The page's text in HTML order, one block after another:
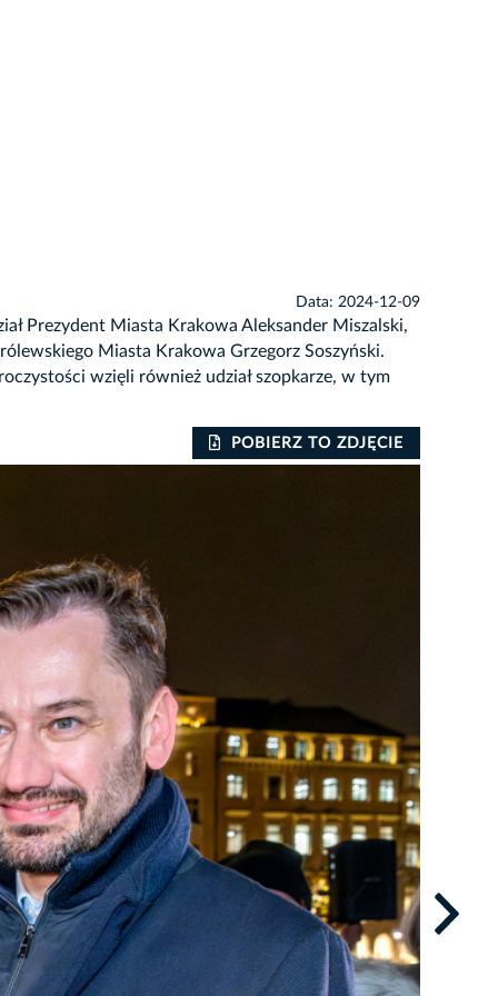
Data: 2024-12-09
Prezydent Miasta Krakowa Aleksander Miszalski,
Miasta Krakowa Grzegorz Soszyński.
wzięli również udział szopkarze, w tym
POBIERZ TO ZDJĘCIE